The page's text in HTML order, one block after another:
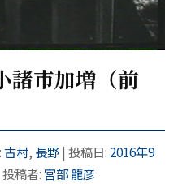
諸市加増（前
古村, 長野| 投稿日: 2016年9
投稿者: 宮部 龍彦